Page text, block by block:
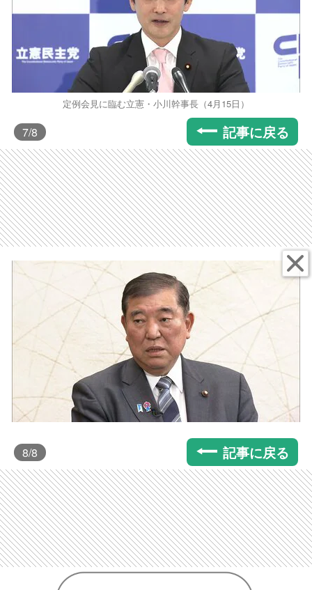
定例会見に臨む立憲・小川幹事長（4月15日）
7/8 記事に戻る
8/8 記事に戻る